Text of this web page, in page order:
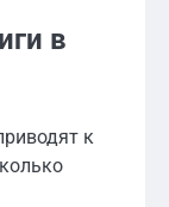
в
к